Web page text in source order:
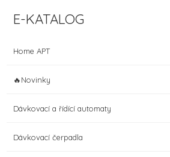
E-KATALOG
Home APT
🔥Novinky
Dávkovací a řídící automaty
Dávkovací čerpadla